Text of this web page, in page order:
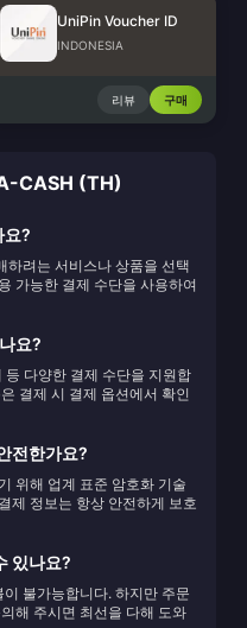
UniPin Voucher ID
INDONESIA
리뷰 구매
CASH (TH)
요?
하려는 서비스나 상품을 선택
가능한 결제 수단을 사용하여
요?
다양한 결제 수단을 지원합
결제 시 결제 옵션에서 확인
전한가요?
위해 업계 표준 암호화 기술
제 정보는 항상 안전하게 보호
있나요?
불가능합니다. 하지만 주문
해 주시면 최선을 다해 도와